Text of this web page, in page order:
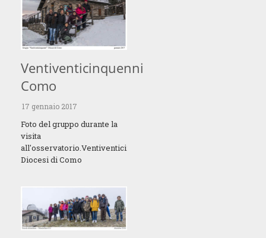
Ventiventicinquenni
Como
17 gennaio 2017
Foto del gruppo durante la
visita
all'osservatorio.Ventiventicinquenni
Diocesi di Como